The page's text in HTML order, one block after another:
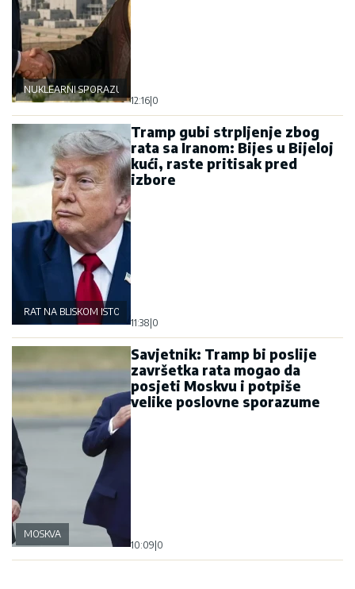
NUKLEARNI SPORAZUM
12:16 0
RAT NA BLISKOM ISTOKU
Tramp gubi strpljenje zbog
rata sa Iranom: Bijes u Bijeloj
kući, raste pritisak pred
izbore
11:38 0
MOSKVA
Savjetnik: Tramp bi poslije
završetka rata mogao da
posjeti Moskvu i potpiše
velike poslovne sporazume
10:09 0